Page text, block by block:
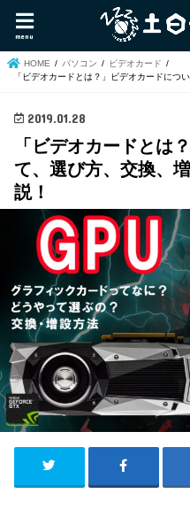
menu
HOME パソコン
ビデオカード
「ビデオカードとは？」ビデオカードにつ
2019.01.28
「ビデオカードとは
て、選び方、交換、
説！